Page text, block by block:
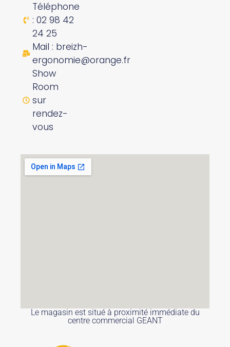
Téléphone
: 02 98 42
24 25
Mail : breizh-
ergonomie@orange.fr
Show
Room
sur
rendez-
vous
Le magasin est situé à proximité immédiate du
centre commercial GEANT